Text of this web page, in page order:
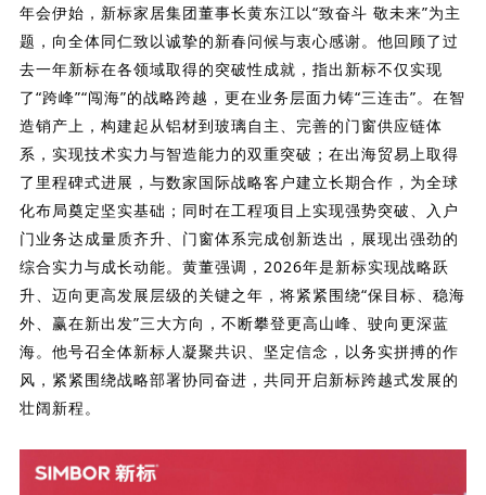
新标铝业
年会伊始，新标家居集团董事长黄东江以“致奋斗 敬未来”为主
题，向全体同仁致以诚挚的新春问候与衷心感谢。他回顾了过
去一年新标在各领域取得的突破性成就，指出新标不仅实现
了“跨峰”“闯海”的战略跨越，更在业务层面力铸“三连击”。在智
造销产上，构建起从铝材到玻璃自主、完善的门窗供应链体
系，实现技术实力与智造能力的双重突破；在出海贸易上取得
了里程碑式进展，与数家国际战略客户建立长期合作，为全球
化布局奠定坚实基础；同时在工程项目上实现强势突破、入户
门业务达成量质齐升、门窗体系完成创新迭出，展现出强劲的
综合实力与成长动能。 黄董强调， 2026年是新标实现战略跃
升、迈向更高发展层级的关键之年， 将紧紧围绕“保目标、稳海
外、赢在新出发”三大方向，不断攀登更高山峰、驶向更深蓝
海。他号召全体新标人凝聚共识、坚定信念，以务实拼搏的作
风，紧紧围绕战略部署协同奋进，共同开启新标跨越式发展的
壮阔新程。